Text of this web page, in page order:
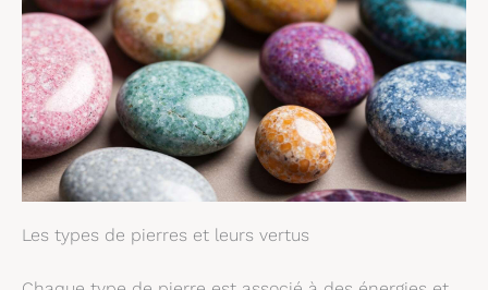
Les types de pierres et leurs vertus